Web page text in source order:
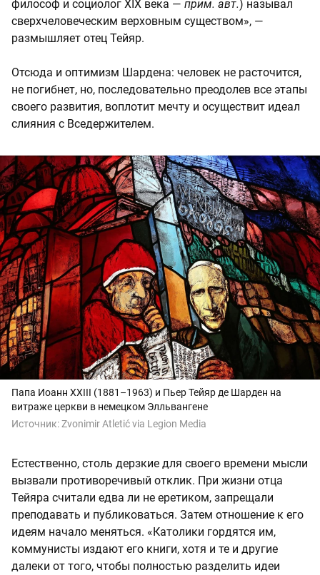
философ и социолог XIX века — прим. авт.) называл
сверхчеловеческим верховным существом», —
размышляет отец Тейяр.
Отсюда и оптимизм Шардена: человек не расточится,
не погибнет, но, последовательно преодолев все этапы
своего развития, воплотит мечту и осуществит идеал
слияния с Вседержителем.
Папа Иоанн XXIII (1881–1963) и Пьер Тейяр де Шарден на
витраже церкви в немецком Элльвангене
Источник:Zvonimir Atletić via Legion Media
Естественно, столь дерзкие для своего времени мысли
вызвали противоречивый отклик. При жизни отца
Тейяра считали едва ли не еретиком, запрещали
преподавать и публиковаться. Затем отношение к его
идеям начало меняться. «Католики гордятся им,
коммунисты издают его книги, хотя и те и другие
далеки от того, чтобы полностью разделить идеи